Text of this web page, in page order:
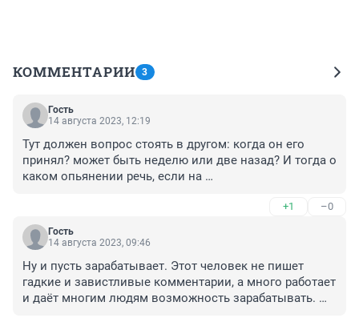
КОММЕНТАРИИ 3
Гость
14 августа 2023, 12:19
Тут должен вопрос стоять в другом: когда он его
принял? может быть неделю или две назад? И тогда о
каком опьянении речь, если на
продуктов распада - этого достаточно для признания
нахождения человека в состоянии опьянения, хотя
самого вещества может уже и не быть в организме.
+1 –0
Гость
14 августа 2023, 09:46
Ну и пусть зарабатывает. Этот человек не пишет
гадкие и завистливые комментарии, а много работает
и даёт многим людям возможность зарабатывать.